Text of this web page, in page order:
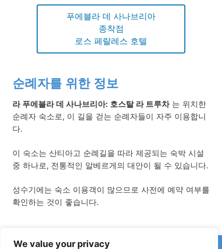
We value your privacy
푸에블라 데 사나브리아
종착점
로스 페랄레스 호텔
순례자를 위한 정보
라 푸에블라 데 사나브리아: 호스탈 라 트루차는 위치한
순례자 숙소로, 이 길을 걷는 순례자들이 자주 이용합니
다.
이 숙소는 산티아고 순례길을 따라 제공되는 숙박 시설
중 하나로, 전통적인 알베르게의 대안이 될 수 있습니다.
성수기에는 숙소 이용객이 많으므로 사전에 예약 여부를
확인하는 것이 좋습니다.